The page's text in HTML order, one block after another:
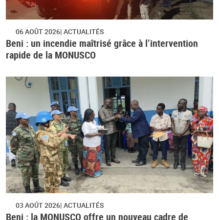
06 AOÛT 2026 ACTUALITÉS
Beni : un incendie maîtrisé grâce à l’intervention
rapide de la MONUSCO
03 AOÛT 2026 ACTUALITÉS
Beni : la MONUSCO offre un nouveau cadre de